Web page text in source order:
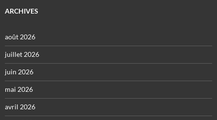
ARCHIVES
août 2026
juillet 2026
juin 2026
mai 2026
avril 2026